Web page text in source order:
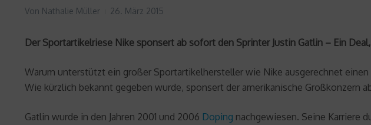
Von Nathalie Müller 26. März 2015
Der Sportartikelriese Nike sponsert ab sofort den Sprinter Justin Gatlin – Ein
Warum unterstützt ein großer Sportartikelhersteller wie Nike ausgerechnet
Wie kürzlich bekannt gegeben wurde, sponsert der amerikanische Großkonzern
Gatlin wurde in den Jahren 2001 und 2006 Doping nachgewiesen. Seine Karriere